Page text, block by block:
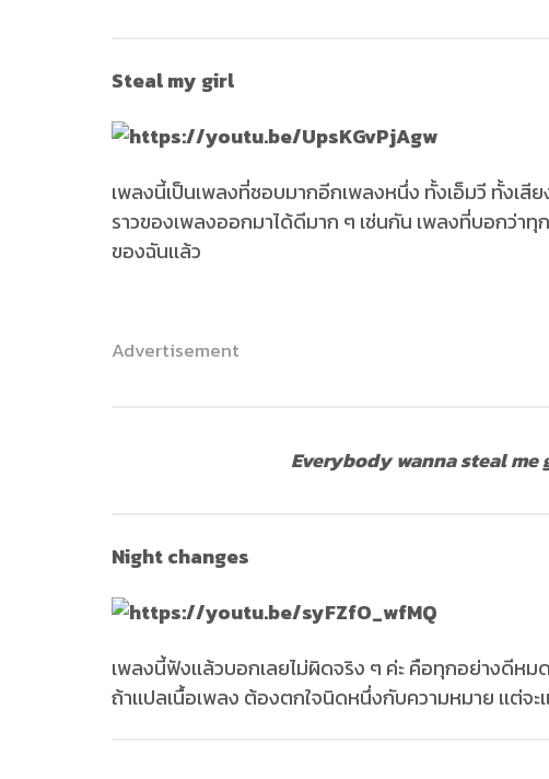
Steal my girl
เพลงนี้เป็นเพลงที่ชอบมากอีกเพลงหนึ่ง ทั้งเอ็มวี ทั้งเสี
ราวของเพลงออกมาได้ดีมาก ๆ เช่นกัน เพลงที่บอกว่าทุ
ของฉันเเล้ว
Advertisement
Everybody wanna steal me
Night changes
เพลงนี้ฟังเเล้วบอกเลยไม่ผิดจริง ๆ ค่ะ คือทุกอย่างดีหม
ถ้าเเปลเนื้อเพลง ต้องตกใจนิดหนึ่งกับความหมาย เเต่จ